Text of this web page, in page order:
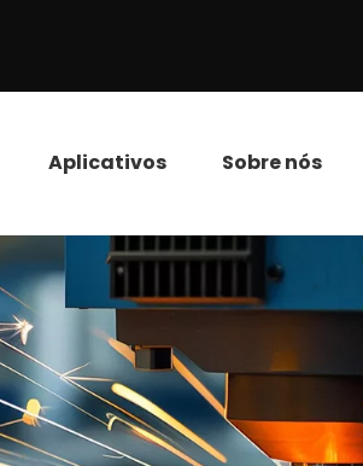
Aplicativos Sobre nós